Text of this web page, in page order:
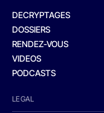
DECRYPTAGES
DOSSIERS
RENDEZ-VOUS
VIDEOS
PODCASTS
LEGAL